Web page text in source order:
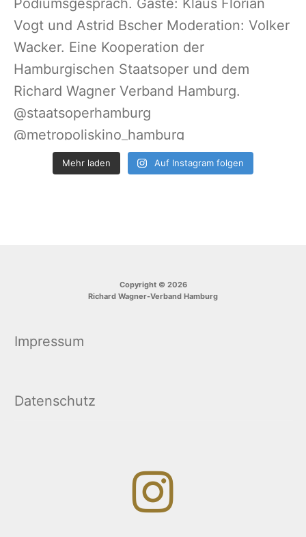
Mehr laden Auf Instagram folgen
Copyright © 2026
Richard Wagner-Verband Hamburg
Impressum
Datenschutz